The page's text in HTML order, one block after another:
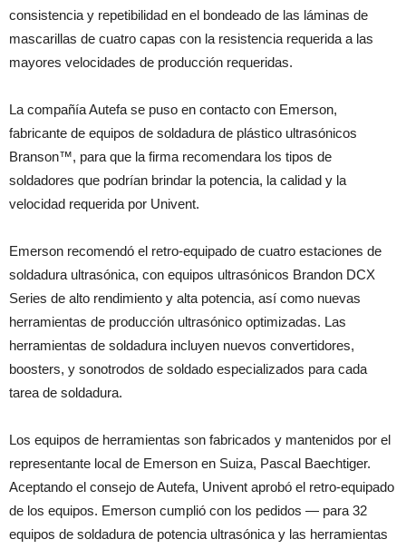
consistencia y repetibilidad en el bondeado de las láminas de
mascarillas de cuatro capas con la resistencia requerida a las
mayores velocidades de producción requeridas.
La compañía Autefa se puso en contacto con Emerson,
fabricante de equipos de soldadura de plástico ultrasónicos
Branson™, para que la firma recomendara los tipos de
soldadores que podrían brindar la potencia, la calidad y la
velocidad requerida por Univent.
Emerson recomendó el retro-equipado de cuatro estaciones de
soldadura ultrasónica, con equipos ultrasónicos Brandon DCX
Series de alto rendimiento y alta potencia, así como nuevas
herramientas de producción ultrasónico optimizadas. Las
herramientas de soldadura incluyen nuevos convertidores,
boosters, y sonotrodos de soldado especializados para cada
tarea de soldadura.
Los equipos de herramientas son fabricados y mantenidos por el
representante local de Emerson en Suiza, Pascal Baechtiger.
Aceptando el consejo de Autefa, Univent aprobó el retro-equipado
de los equipos. Emerson cumplió con los pedidos — para 32
equipos de soldadura de potencia ultrasónica y las herramientas